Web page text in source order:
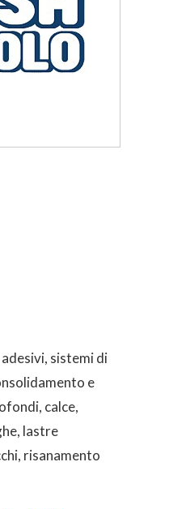
sistemi di
e
calce,
lastre
risanamento